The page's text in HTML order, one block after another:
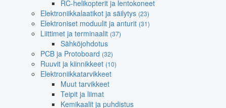
RC-helikopterit ja lentokoneet
Elektroniikkalaatikot ja säilytys (23)
Elektroniset moduulit ja anturit (31)
Liittimet ja terminaalit (37)
Sähköjohdotus
PCB ja Protoboard (32)
Ruuvit ja kiinnikkeet (10)
Elektroniikkatarvikkeet
Muut tarvikkeet
Teipit ja liimat
Kemikaalit ja puhdistus